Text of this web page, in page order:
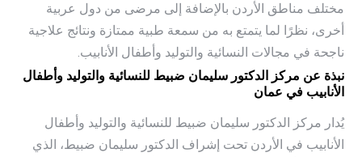
مختلف مناطق الأردن بالإضافة إلى مرضى من دول عربية
أخرى، نظرًا لما يتمتع به من سمعة طبية ممتازة ونتائج علاجية
ناجحة في مجالات النسائية والتوليد وأطفال الأنابيب.
نبذة عن مركز الدكتور سليمان ضبيط للنسائية والتوليد وأطفال
الأنابيب في عمان
يُدار مركز الدكتور سليمان ضبيط للنسائية والتوليد وأطفال
الأنابيب في الأردن تحت إشراف الدكتور سليمان ضبيط، الذي